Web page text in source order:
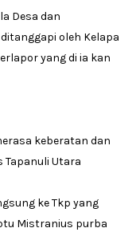
Desa dan
oleh Kelapa
yang di ia kan
keberatan dan
Tapanuli Utara
ke Tkp yang
Mistranius purba